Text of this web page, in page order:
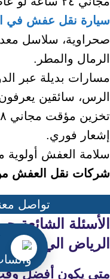
سيارة نقل عفش في
صحراوية، سلاسل
الرمال والمطر.
مسارات بديلة عبر
الرس، سائقين
إشعار فوري.
سلامة العفش
شركات نقل العفش
تواصل
الأسئلة الشائعة
الرياض الي
متى يكون أفضل